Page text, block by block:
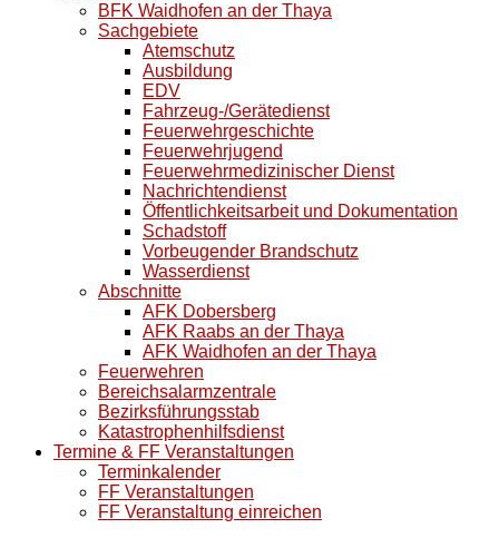
BFK Waidhofen an der Thaya
Sachgebiete
Atemschutz
Ausbildung
EDV
Fahrzeug-/Gerätedienst
Feuerwehrgeschichte
Feuerwehrjugend
Feuerwehrmedizinischer Dienst
Nachrichtendienst
Öffentlichkeitsarbeit und Dokumentation
Schadstoff
Vorbeugender Brandschutz
Wasserdienst
Abschnitte
AFK Dobersberg
AFK Raabs an der Thaya
AFK Waidhofen an der Thaya
Feuerwehren
Bereichsalarmzentrale
Bezirksführungsstab
Katastrophenhilfsdienst
Termine & FF Veranstaltungen
Terminkalender
FF Veranstaltungen
FF Veranstaltung einreichen